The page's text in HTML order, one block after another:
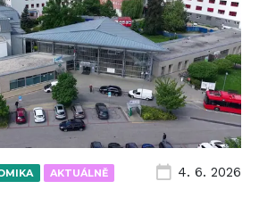
AKTUÁLNĚ 4. 6. 2026